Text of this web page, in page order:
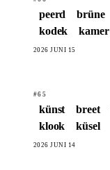
peerd brüne
kodek
kamer
2026 JUNI 15
#65
künst breet
klook
küsel
2026 JUNI 14